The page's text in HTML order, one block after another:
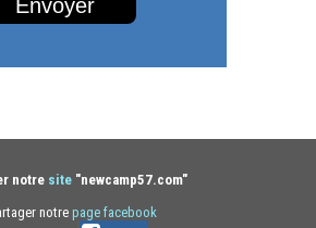
Envoyer
notre site "newcamp57.com"
notrepage facebook